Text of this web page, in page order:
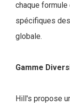
chaque
spécifiques
globale.
Gamme
Hill's propose